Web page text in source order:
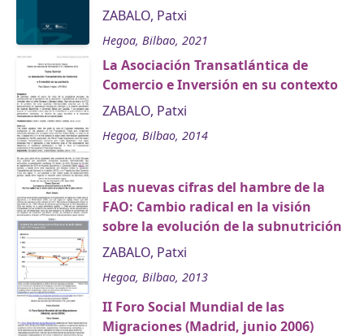
ZABALO, Patxi
Hegoa, Bilbao, 2021
La Asociación Transatlántica de
Comercio e Inversión en su contexto
ZABALO, Patxi
Hegoa, Bilbao, 2014
Las nuevas cifras del hambre de la
FAO: Cambio radical en la visión
sobre la evolución de la subnutrición
ZABALO, Patxi
Hegoa, Bilbao, 2013
II Foro Social Mundial de las
Migraciones (Madrid, junio 2006)